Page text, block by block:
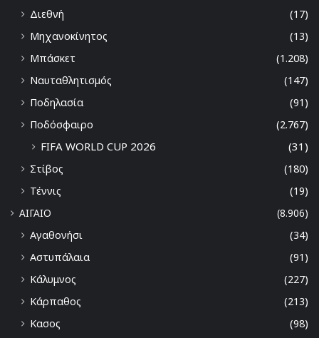
Διεθνή
(17)
Μηχανοκίνητος
(13)
Μπάσκετ
(1.208)
Ναυταθλητισμός
(147)
Ποδηλασία
(91)
Ποδόσφαιρο
(2.767)
FIFA WORLD CUP 2026 (31)
Στίβος
(180)
Τέννις
(19)
ΑΙΓΑΙΟ
(8.906)
Αγαθονήσι
(34)
Αστυπάλαια
(91)
Κάλυμνος
(227)
Κάρπαθος
(213)
Κασος
(98)